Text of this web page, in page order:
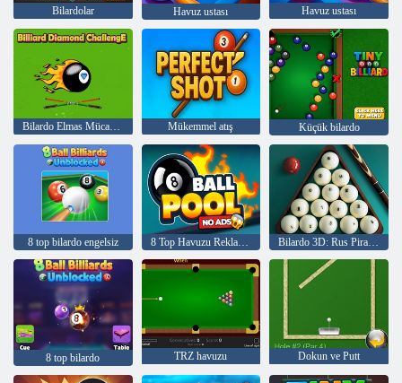
Bilardolar Havuz ustası Havuz ustası
Bilardo Elmas Mücadelesi Mükemmel atış Küçük bilardo
8 top bilardo engelsiz 8 Top Havuzu Reklam Yok
8 top bilardo TRZ havuzu Dokun ve Putt